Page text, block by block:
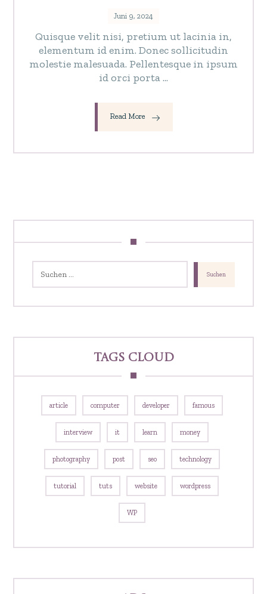
Juni 9, 2024
Quisque velit nisi, pretium ut lacinia in,
elementum id enim. Donec sollicitudin
molestie malesuada. Pellentesque in ipsum
id orci porta ...
Read More
Tags Cloud
article computer developer famous
interview it learn money
photography post seo technology
tutorial tuts website wordpress
WP